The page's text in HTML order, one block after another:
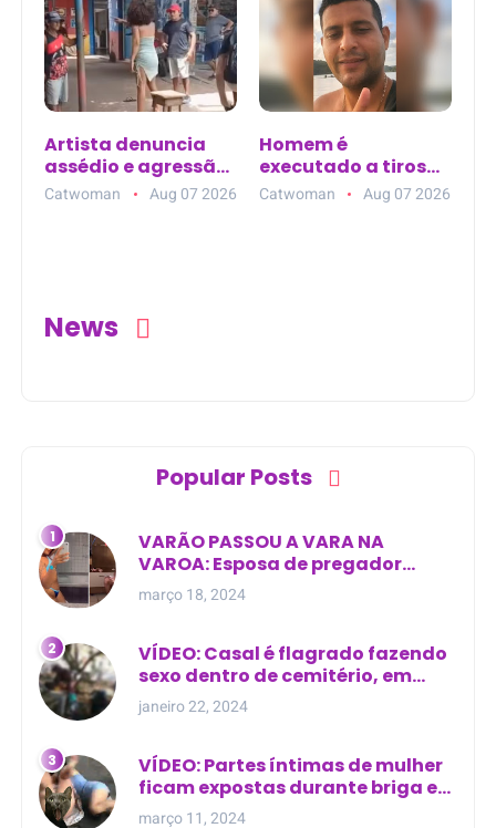
Artista denuncia
assédio e agressão
no Mercadão 2000,
em Santarém (PA)
Catwoman Aug 07 2026
Homem é
executado a tiros
dentro de carro em
Catwoman Aug 07 2026
News
Popular Posts
VARÃO PASSOU A VARA NA
VAROA: Esposa de pregador
evangélico descobre
relacionamento extra-conjugal
março 18, 2024
VÍDEO: Casal é flagrado fazendo
sexo dentro de cemitério, em
cima de túmulo no Maranhão
janeiro 22, 2024
VÍDEO: Partes íntimas de mulher
ficam expostas durante briga em
Manaus
março 11, 2024